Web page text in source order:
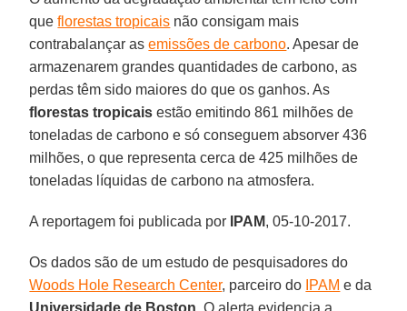
queflorestas tropicais não consigam mais
contrabalançar asemissões de carbono. Apesar de
armazenarem grandes quantidades de carbono, as
perdas têm sido maiores do que os ganhos. As
florestas tropicais estão emitindo 861 milhões de
toneladas de carbono e só conseguem absorver 436
milhões, o que representa cerca de 425 milhões de
toneladas líquidas de carbono na atmosfera.
A reportagem foi publicada por IPAM, 05-10-2017.
Os dados são de um estudo de pesquisadores do
Woods Hole Research Center, parceiro do IPAM e da
Universidade de Boston. O alerta evidencia a